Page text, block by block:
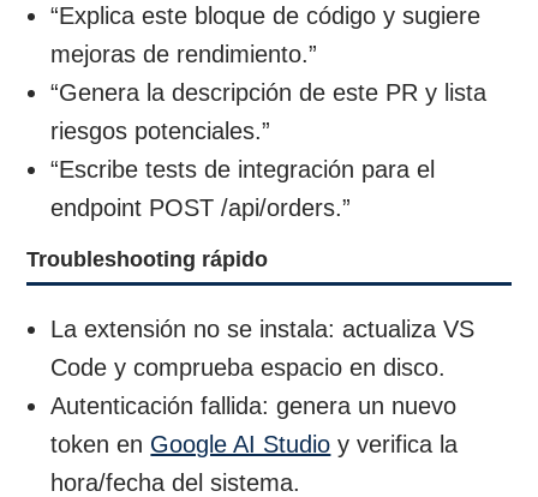
“Explica este bloque de código y sugiere
mejoras de rendimiento.”
“Genera la descripción de este PR y lista
riesgos potenciales.”
“Escribe tests de integración para el
endpoint POST /api/orders.”
Troubleshooting rápido
La extensión no se instala: actualiza VS
Code y comprueba espacio en disco.
Autenticación fallida: genera un nuevo
token en Google AI Studio y verifica la
hora/fecha del sistema.